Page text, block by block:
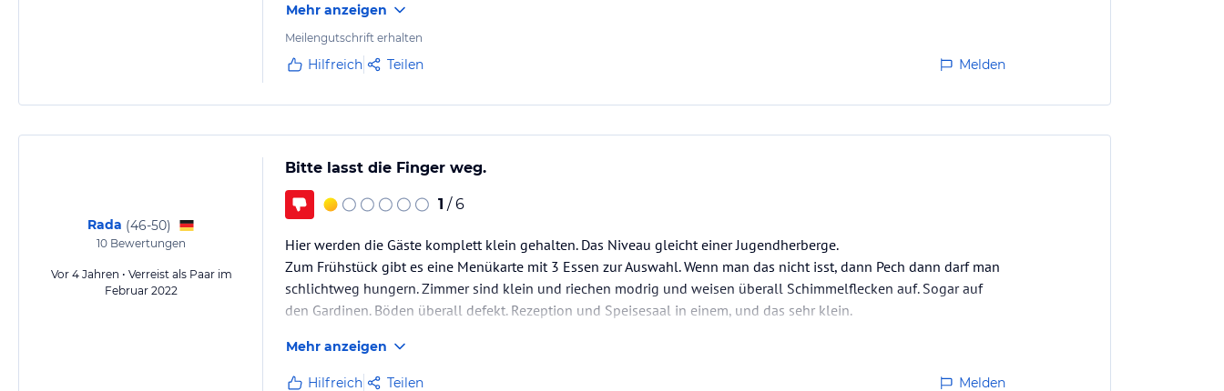
Mehr anzeigen
Meilengutschrift erhalten
Hilfreich Teilen Melden
Rada (46-50)
10 Bewertungen
Vor 4 Jahren • Verreist als Paar im
Februar 2022
Bitte lasst die Finger weg.
1 / 6
Hier werden die Gäste komplett klein gehalten. Das Niveau gleicht einer Jugendherberge.
Zum Frühstück gibt es eine Menükarte mit 3 Essen zur Auswahl. Wenn man das nicht isst, dann Pech dann darf man
schlichtweg hungern. Zimmer sind klein und riechen modrig und weisen überall Schimmelflecken auf. Sogar auf
den Gardinen. Böden überall defekt. Rezeption und Speisesaal in einem, und das sehr klein.
Mehr anzeigen
Hilfreich Teilen Melden